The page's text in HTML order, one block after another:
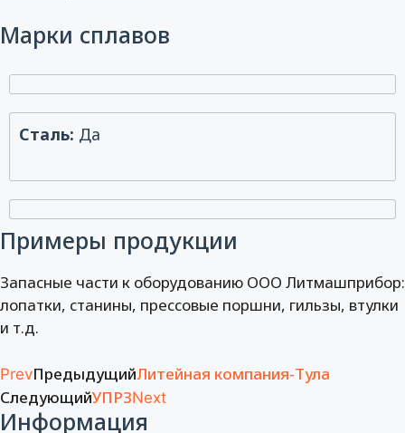
Марки сплавов
Сталь: Да
Примеры продукции
Запасные части к оборудованию ООО Литмашприбор:
лопатки, станины, прессовые поршни, гильзы, втулки
и т.д.
PrevПредыдущийЛитейная компания-Тула
СледующийУПРЗNext
Информация